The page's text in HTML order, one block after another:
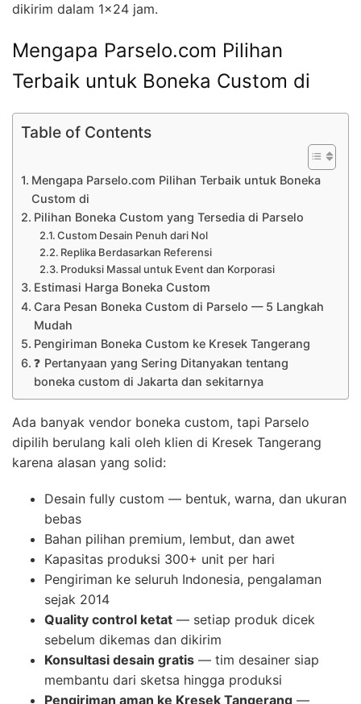
dikirim dalam 1×24 jam.
Mengapa Parselo.com Pilihan
Terbaik untuk Boneka Custom di
Table of Contents
Mengapa Parselo.com Pilihan Terbaik untuk Boneka
Custom di
Pilihan Boneka Custom yang Tersedia di Parselo
Custom Desain Penuh dari Nol
Replika Berdasarkan Referensi
Produksi Massal untuk Event dan Korporasi
Estimasi Harga Boneka Custom
Cara Pesan Boneka Custom di Parselo — 5 Langkah
Mudah
Pengiriman Boneka Custom ke Kresek Tangerang
❓ Pertanyaan yang Sering Ditanyakan tentang
boneka custom di Jakarta dan sekitarnya
Ada banyak vendor boneka custom, tapi Parselo
dipilih berulang kali oleh klien di Kresek Tangerang
karena alasan yang solid:
Desain fully custom — bentuk, warna, dan ukuran
bebas
Bahan pilihan premium, lembut, dan awet
Kapasitas produksi 300+ unit per hari
Pengiriman ke seluruh Indonesia, pengalaman
sejak 2014
Quality control ketat — setiap produk dicek
sebelum dikemas dan dikirim
Konsultasi desain gratis — tim desainer siap
membantu dari sketsa hingga produksi
Pengiriman aman ke Kresek Tangerang —